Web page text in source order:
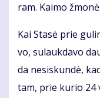
ram. Kai­mo
Kai Sta­sė prie
vo, su­lauk­da­vo
da ne­si­skun­dė,
tam, prie ku­rio 24